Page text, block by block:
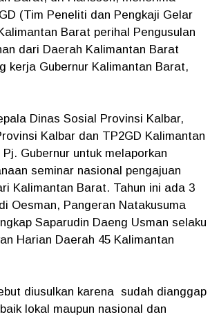
(Tim Peneliti dan Pengkaji Gelar
Barat perihal Pengusulan
dari Daerah Kalimantan Barat
kerja Gubernur Kalimantan Barat,
Dinas Sosial Provinsi Kalbar,
Kalbar dan TP2GD Kalimantan
Gubernur untuk melaporkan
seminar nasional pengajuan
Kalimantan Barat. Tahun ini ada 3
Oesman, Pangeran Natakusuma
Saparudin Daeng Usman selaku
Harian Daerah 45 Kalimantan
diusulkan karena sudah dianggap
lokal maupun nasional dan